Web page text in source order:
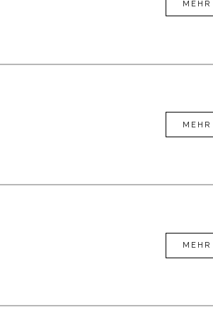
MEHR
MEHR
MEHR